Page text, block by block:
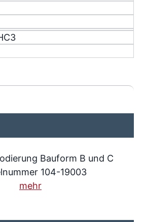
Bauform B und C
104-19003
mehr